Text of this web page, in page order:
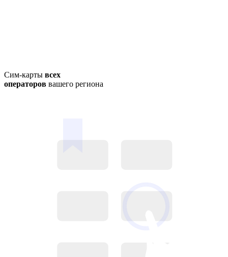
Сим-карты всех
операторов вашего региона